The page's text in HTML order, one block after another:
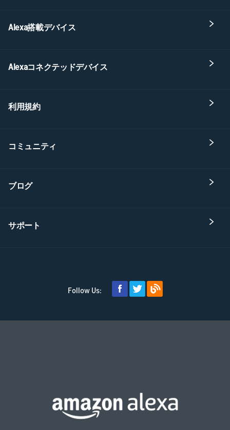
Alexa搭載デバイス
Alexaコネクテッドデバイス
利用規約
コミュニティ
ブログ
サポート
Follow Us: